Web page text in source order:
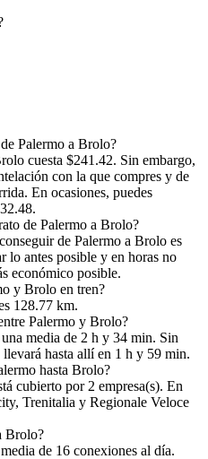
Palermo a Brolo?
cuesta $241.42. Sin embargo,
con la que compres y de
En ocasiones, puedes
de Palermo a Brolo?
de Palermo a Brolo es
lo antes posible y en horas no
económico posible.
y Brolo en tren?
128.77 km.
Palermo y Brolo?
media de 2 h y 34 min. Sin
hasta allí en 1 h y 59 min.
hasta Brolo?
cubierto por 2 empresa(s). En
Trenitalia y Regionale Veloce
Brolo?
de 16 conexiones al día.